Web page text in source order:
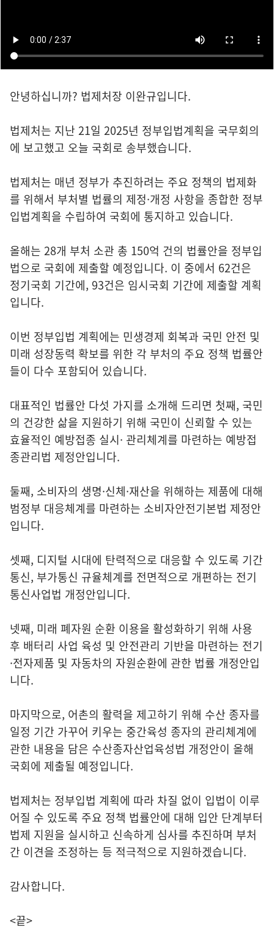
안녕하십니까? 법제처장 이완규입니다.
법제처는 지난 21일 2025년 정부입법계획을 국무회의
에 보고했고 오늘 국회로 송부했습니다.
법제처는 매년 정부가 추진하려는 주요 정책의 법제화
를 위해서 부처별 법률의 제정·개정 사항을 종합한 정부
입법계획을 수립하여 국회에 통지하고 있습니다.
올해는 28개 부처 소관 총 150억 건의 법률안을 정부입
법으로 국회에 제출할 예정입니다. 이 중에서 62건은
정기국회 기간에, 93건은 임시국회 기간에 제출할 계획
입니다.
이번 정부입법 계획에는 민생경제 회복과 국민 안전 및
미래 성장동력 확보를 위한 각 부처의 주요 정책 법률안
들이 다수 포함되어 있습니다.
대표적인 법률안 다섯 가지를 소개해 드리면 첫째, 국민
의 건강한 삶을 지원하기 위해 국민이 신뢰할 수 있는
효율적인 예방접종 실시· 관리체계를 마련하는 예방접
종관리법 제정안입니다.
둘째, 소비자의 생명·신체·재산을 위해하는 제품에 대해
범정부 대응체계를 마련하는 소비자안전기본법 제정안
입니다.
셋째, 디지털 시대에 탄력적으로 대응할 수 있도록 기간
통신, 부가통신 규율체계를 전면적으로 개편하는 전기
통신사업법 개정안입니다.
넷째, 미래 폐자원 순환 이용을 활성화하기 위해 사용
후 배터리 사업 육성 및 안전관리 기반을 마련하는 전기
·전자제품 및 자동차의 자원순환에 관한 법률 개정안입
니다.
마지막으로, 어촌의 활력을 제고하기 위해 수산 종자를
일정 기간 가꾸어 키우는 중간육성 종자의 관리체계에
관한 내용을 담은 수산종자산업육성법 개정안이 올해
국회에 제출될 예정입니다.
법제처는 정부입법 계획에 따라 차질 없이 입법이 이루
어질 수 있도록 주요 정책 법률안에 대해 입안 단계부터
법제 지원을 실시하고 신속하게 심사를 추진하며 부처
간 이견을 조정하는 등 적극적으로 지원하겠습니다.
감사합니다.
<끝>